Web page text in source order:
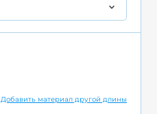
Добавить материал другой длины